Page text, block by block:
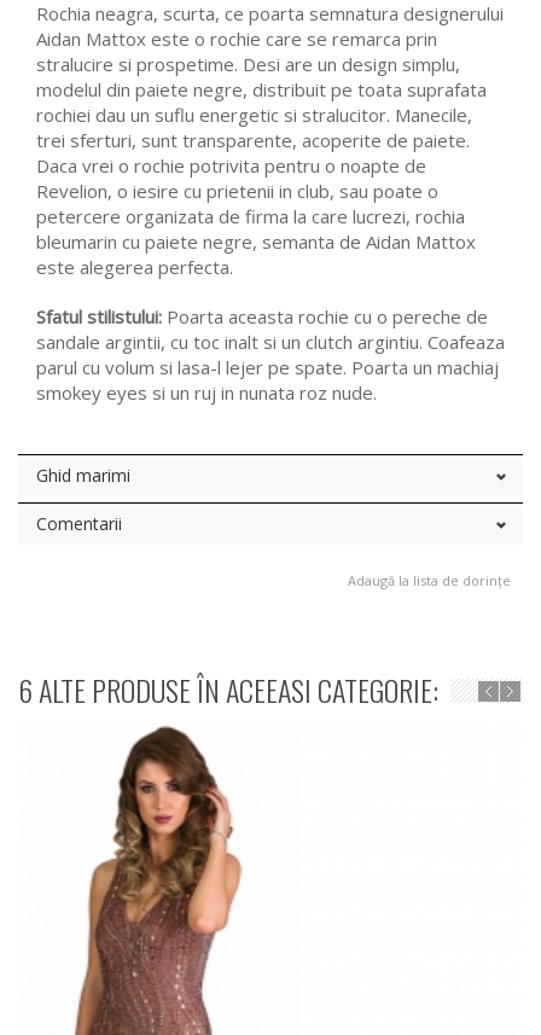
Rochia neagra, scurta, ce poarta semnatura designerului
Aidan Mattox este o rochie care se remarca prin
stralucire si prospetime. Desi are un design simplu,
modelul din paiete negre, distribuit pe toata suprafata
rochiei dau un suflu energetic si stralucitor. Manecile,
trei sferturi, sunt transparente, acoperite de paiete.
Daca vrei o rochie potrivita pentru o noapte de
Revelion, o iesire cu prietenii in club, sau poate o
petercere organizata de firma la care lucrezi, rochia
bleumarin cu paiete negre, semanta de Aidan Mattox
este alegerea perfecta.
Sfatul stilistului: Poarta aceasta rochie cu o pereche de
sandale argintii, cu toc inalt si un clutch argintiu. Coafeaza
parul cu volum si lasa-l lejer pe spate. Poarta un machiaj
smokey eyes si un ruj in nunata roz nude.
Ghid marimi
Comentarii
Adaugă la lista de dorințe
6 ALTE PRODUSE ÎN ACEEASI CATEGORIE: